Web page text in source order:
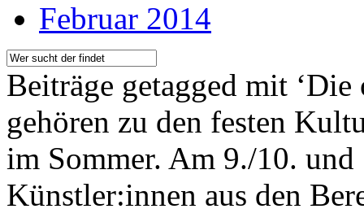
Februar 2014
Beiträge getagged mit
gehören zu den festen
im Sommer. Am 9./10.
Künstler:innen aus den